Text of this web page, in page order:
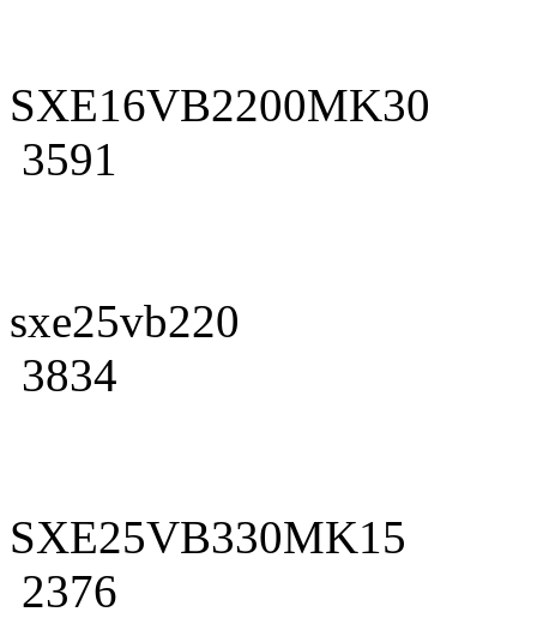
SXE16VB2200MK30
3591
sxe25vb220
3834
SXE25VB330MK15
2376